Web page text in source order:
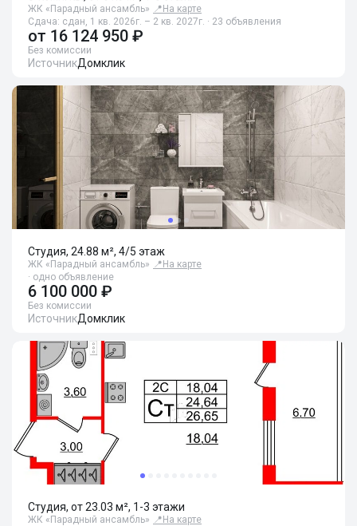
ЖК «Парадный ансамбль» 📍 На карте
Сдача: сдан, 1 кв. 2026г. – 2 кв. 2027г. · 23 объявления
от 16 124 950 ₽
Без комиссии
ИсточникДомклик
Студия, 24.88 м², 4/5 этаж
ЖК «Парадный ансамбль» 📍 На карте
· одно объявление
6 100 000 ₽
Без комиссии
ИсточникДомклик
Студия, от 23.03 м², 1-3 этажи
ЖК «Парадный ансамбль» 📍 На карте